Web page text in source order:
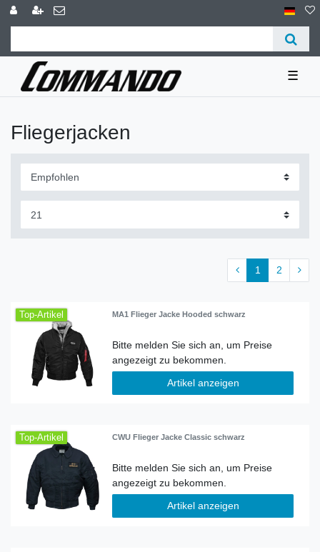
☰
Fliegerjacken
1 2
Top-Artikel MA1 Flieger Jacke Hooded schwarz
Artikel anzeigen
Top-Artikel CWU Flieger Jacke Classic schwarz
Artikel anzeigen